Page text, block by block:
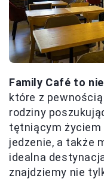
Family Café to
które z
rodziny
tętniącym życiem
jedzenie, a także
idealna
znajdziemy nie